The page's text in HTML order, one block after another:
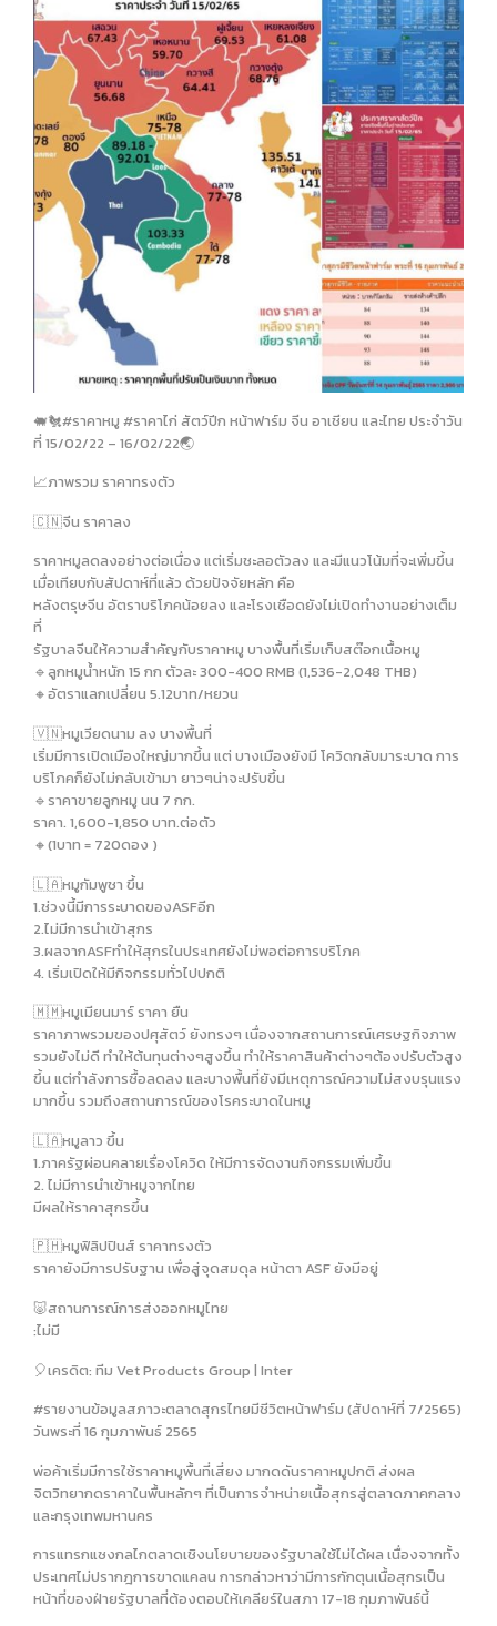
🐖🐔#ราคาหมู #ราคาไก่ สัตว์ปีก หน้าฟาร์ม จีน อาเชียน และไทย ประจำวัน
ที่ 15/02/22 – 16/02/22🌏
📈ภาพรวม ราคาทรงตัว
🇨🇳จีน ราคาลง
ราคาหมูลดลงอย่างต่อเนื่อง แต่เริ่มชะลอตัวลง และมีแนวโน้มที่จะเพิ่มขึ้น
เมื่อเทียบกับสัปดาห์ที่แล้ว ด้วยปัจจัยหลัก คือ
หลังตรุษจีน อัตราบริโภคน้อยลง และโรงเชือดยังไม่เปิดทำงานอย่างเต็ม
ที่
รัฐบาลจีนให้ความสำคัญกับราคาหมู บางพื้นที่เริ่มเก็บสต๊อกเนื้อหมู
🔹️ลูกหมูน้ำหนัก 15 กก ตัวละ 300-400 RMB (1,536-2,048 THB)
🔸️อัตราแลกเปลี่ยน 5.12บาท/หยวน
🇻🇳หมูเวียดนาม ลง บางพื้นที่
เริ่มมีการเปิดเมืองใหญ่มากขึ้น แต่ บางเมืองยังมี โควิดกลับมาระบาด การ
บริโภคก็ยังไม่กลับเข้ามา ยาวๆน่าจะปรับขึ้น
🔹️ราคาขายลูกหมู นน 7 กก.
ราคา. 1,600-1,850 บาท.ต่อตัว
🔸️(1บาท = 720ดอง )
🇱🇦หมูกัมพูชา ขึ้น
1.ช่วงนี้มีการระบาดของASFอีก
2.ไม่มีการนำเข้าสุกร
3.ผลจากASFทำให้สุกรในประเทศยังไม่พอต่อการบริโภค
4. เริ่มเปิดให้มีกิจกรรมทั่วไปปกติ
🇲🇲หมูเมียนมาร์ ราคา ยืน
ราคาภาพรวมของปศุสัตว์ ยังทรงๆ เนื่องจากสถานการณ์เศรษฐกิจภาพ
รวมยังไม่ดี ทำให้ต้นทุนต่างๆสูงขึ้น ทำให้ราคาสินค้าต่างๆต้องปรับตัวสูง
ขึ้น แต่กำลังการซื้อลดลง และบางพื้นที่ยังมีเหตุการณ์ความไม่สงบรุนแรง
มากขึ้น รวมถึงสถานการณ์ของโรคระบาดในหมู
🇱🇦หมูลาว ขึ้น
1.ภาครัฐผ่อนคลายเรื่องโควิด ให้มีการจัดงานกิจกรรมเพิ่มขึ้น
2. ไม่มีการนำเข้าหมูจากไทย
มีผลให้ราคาสุกรขึ้น
🇵🇭หมูฟิลิปปินส์ ราคาทรงตัว
ราคายังมีการปรับฐาน เพื่อสู่จุดสมดุล หน้าตา ASF ยังมีอยู่
🐷สถานการณ์การส่งออกหมูไทย
:ไม่มี
🎈เครดิต: ทีม Vet Products Group | Inter
#รายงานข้อมูลสภาวะตลาดสุกรไทยมีชีวิตหน้าฟาร์ม (สัปดาห์ที่ 7/2565)
วันพระที่ 16 กุมภาพันธ์ 2565
พ่อค้าเริ่มมีการใช้ราคาหมูพื้นที่เสี่ยง มากดดันราคาหมูปกติ ส่งผล
จิตวิทยากดราคาในพื้นหลักๆ ที่เป็นการจำหน่ายเนื้อสุกรสู่ตลาดภาคกลาง
และกรุงเทพมหานคร
การแทรกแซงกลไกตลาดเชิงนโยบายของรัฐบาลใช้ไม่ได้ผล เนื่องจากทั้ง
ประเทศไม่ปรากฎการขาดแคลน การกล่าวหาว่ามีการกักตุนเนื้อสุกรเป็น
หน้าที่ของฝ่ายรัฐบาลที่ต้องตอบให้เคลียร์ในสภา 17-18 กุมภาพันธ์นี้